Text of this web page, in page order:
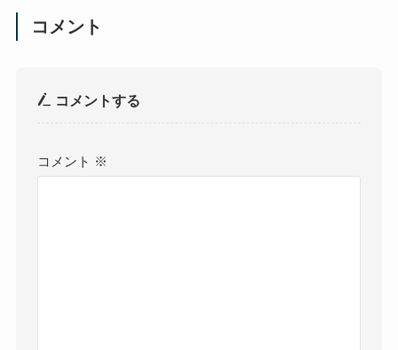
コメント
コメントする
コメント ※